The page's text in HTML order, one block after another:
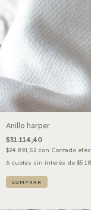
Anillo harper
$31.114,40
$24.891,52 con Contado
6 cuotas sin interés de
COMPRAR